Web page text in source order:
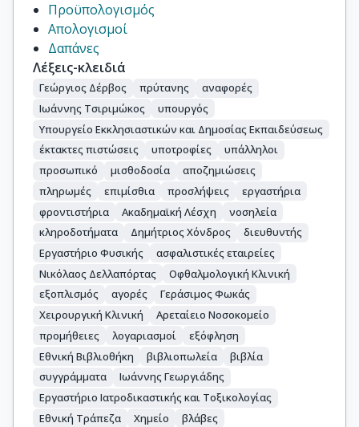
Προϋπολογισμός
Απολογισμοί
Δαπάνες
Λέξεις-κλειδιά
Γεώργιος Δέρβος πρύτανης
αναφορές
Ιωάννης Τσιριμώκος
υπουργός
Υπουργείο Εκκλησιαστικών και Δημοσίας Εκπαιδεύσεως
έκτακτες πιστώσεις
υποτροφίες
υπάλληλοι
προσωπικό
μισθοδοσία
αποζημιώσεις
πληρωμές
επιμίσθια προσλήψεις
εργαστήρια
φροντιστήρια
Ακαδημαϊκή Λέσχη
νοσηλεία
κληροδοτήματα
Δημήτριος Χόνδρος
διευθυντής
Εργαστήριο Φυσικής
ασφαλιστικές εταιρείες
Νικόλαος Δελλαπόρτας
Οφθαλμολογική Κλινική
εξοπλισμός
αγορές
Γεράσιμος Φωκάς
Χειρουργική Κλινική
Αρεταίειο Νοσοκομείο
προμήθειες
λογαριασμοί
εξόφληση
Εθνική Βιβλιοθήκη
βιβλιοπωλεία
βιβλία
συγγράμματα
Ιωάννης Γεωργιάδης
Εργαστήριο Ιατροδικαστικής και Τοξικολογίας
Εθνική Τράπεζα
Χημείο
βλάβες